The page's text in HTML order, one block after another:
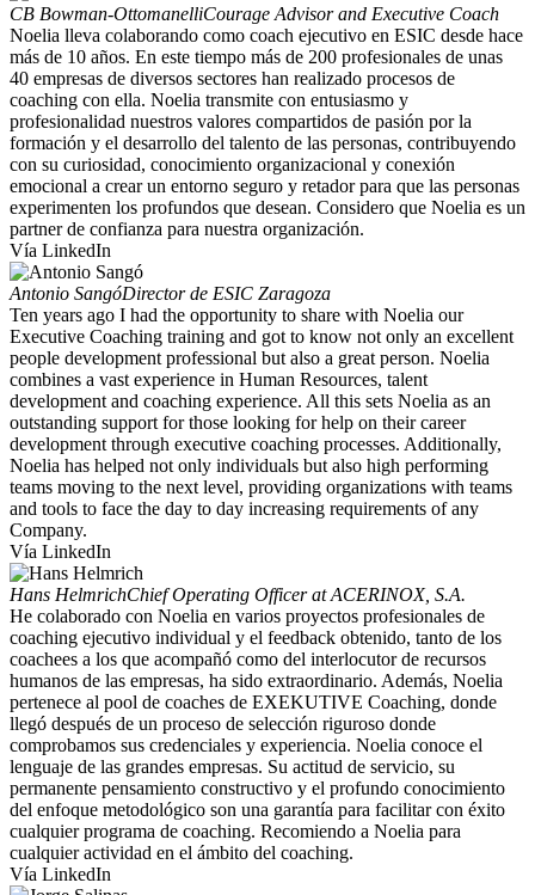
CB Bowman-OttomanelliCourage Advisor and Executive Coach
Noelia lleva colaborando como coach ejecutivo en ESIC desde hace
más de 10 años. En este tiempo más de 200 profesionales de unas
40 empresas de diversos sectores han realizado procesos de
coaching con ella. Noelia transmite con entusiasmo y
profesionalidad nuestros valores compartidos de pasión por la
formación y el desarrollo del talento de las personas, contribuyendo
con su curiosidad, conocimiento organizacional y conexión
emocional a crear un entorno seguro y retador para que las personas
experimenten los profundos que desean. Considero que Noelia es un
partner de confianza para nuestra organización.
Vía LinkedIn
Antonio SangóDirector de ESIC Zaragoza
Ten years ago I had the opportunity to share with Noelia our
Executive Coaching training and got to know not only an excellent
people development professional but also a great person. Noelia
combines a vast experience in Human Resources, talent
development and coaching experience. All this sets Noelia as an
outstanding support for those looking for help on their career
development through executive coaching processes. Additionally,
Noelia has helped not only individuals but also high performing
teams moving to the next level, providing organizations with teams
and tools to face the day to day increasing requirements of any
Company.
Vía LinkedIn
Hans HelmrichChief Operating Officer at ACERINOX, S.A.
He colaborado con Noelia en varios proyectos profesionales de
coaching ejecutivo individual y el feedback obtenido, tanto de los
coachees a los que acompañó como del interlocutor de recursos
humanos de las empresas, ha sido extraordinario. Además, Noelia
pertenece al pool de coaches de EXEKUTIVE Coaching, donde
llegó después de un proceso de selección riguroso donde
comprobamos sus credenciales y experiencia. Noelia conoce el
lenguaje de las grandes empresas. Su actitud de servicio, su
permanente pensamiento constructivo y el profundo conocimiento
del enfoque metodológico son una garantía para facilitar con éxito
cualquier programa de coaching. Recomiendo a Noelia para
cualquier actividad en el ámbito del coaching.
Vía LinkedIn